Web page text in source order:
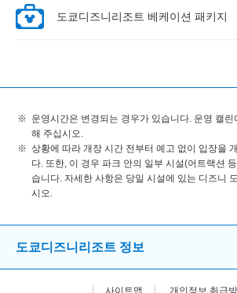
도쿄디즈니리조트 베케이션 패키지
운영시간은 변경되는 경우가 있습니다. 운영 캘
해 주십시오.
상황에 따라 개장 시간 전부터 예고 없이 입장을
다. 또한, 이 경우 파크 안의 일부 시설(어트랙션
습니다. 자세한 사항은 당일 시설에 있는 디즈니
시오.
도쿄디즈니리조트 정보